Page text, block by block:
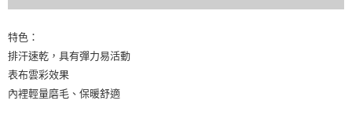
特色：
排汗速乾，具有彈力易活動
表布雲彩效果
內裡輕量磨毛、保暖舒適